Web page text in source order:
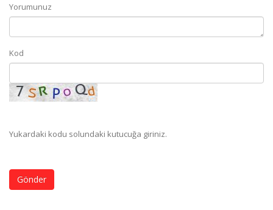
Yorumunuz
Kod
Yukardaki kodu solundaki kutucuğa giriniz.
Gönder